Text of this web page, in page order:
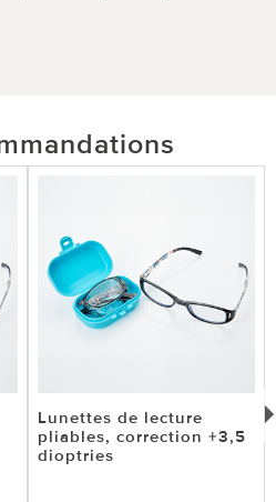
Lunettes de lecture
pliables, correction +3,5
dioptries